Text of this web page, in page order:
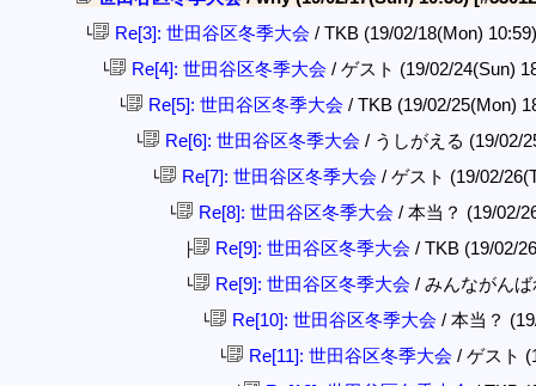
└ Re[3]: 世田谷区冬季大会 / TKB (19/02/18(Mon)
└ Re[4]: 世田谷区冬季大会 / ゲスト (19/02/24(Sun)
└ Re[5]: 世田谷区冬季大会 / TKB (19/02/25(Mon)
└ Re[6]: 世田谷区冬季大会 / うしがえる (19/02/
└ Re[7]: 世田谷区冬季大会 / ゲスト (19/02/
└ Re[8]: 世田谷区冬季大会 / 本当？ (19/02/
├ Re[9]: 世田谷区冬季大会 / TKB (19/02/
└ Re[9]: 世田谷区冬季大会 / みんながん
└ Re[10]: 世田谷区冬季大会 / 本当？
└ Re[11]: 世田谷区冬季大会 / ゲスト